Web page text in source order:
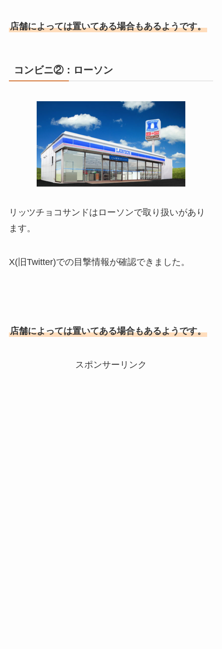
店舗によっては置いてある場合もあるようです。
コンビニ②：ローソン
リッツチョコサンドはローソンで取り扱いがあり
ます。
X(旧Twitter)での目撃情報が確認できました。
店舗によっては置いてある場合もあるようです。
スポンサーリンク